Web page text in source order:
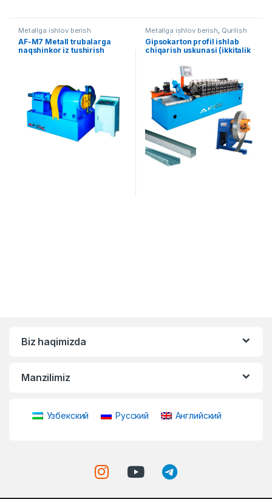
Metallga ishlov berish
AF-M7 Metall trubalarga
naqshinkor iz tushirish
Metallga ishlov berish, Qurilish
uskunalari
Gipsokarton profil ishlab
chiqarish uskunasi (ikkitalik
Biz haqimizda
Manzilimiz
Узбекский Русский Английский